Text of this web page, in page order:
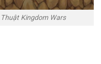
Kingdom Wars